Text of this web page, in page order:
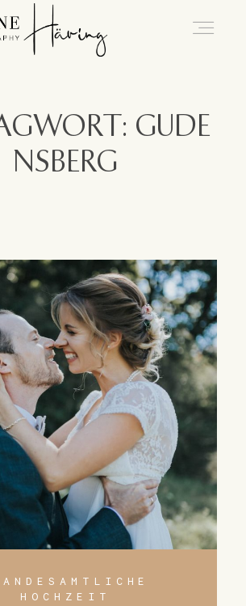
GUDE
NSBERG
HOCHZEIT
Caro
Blog
Kontakt